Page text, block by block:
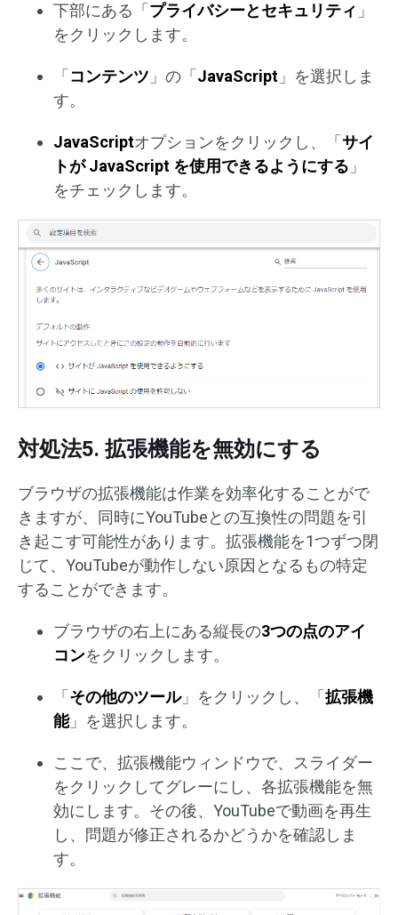
下部にある「 プライバシーとセキュリティ 」
をクリックします。
「 コンテンツ 」の「 JavaScript 」を選択しま
す。
JavaScriptオプションをクリックし、「 サイ
トが JavaScript を使用できるようにする 」
をチェックします。
対処法5. 拡張機能を無効にする
ブラウザの拡張機能は作業を効率化することがで
きますが、同時にYouTubeとの互換性の問題を引
き起こす可能性があります。拡張機能を1つずつ閉
じて、YouTubeが動作しない原因となるもの特定
することができます。
ブラウザの右上にある縦長の3つの点のアイ
コンをクリックします。
「 その他のツール」をクリックし、「 拡張機
能」を選択します。
ここで、拡張機能ウィンドウで、スライダー
をクリックしてグレーにし、各拡張機能を無
効にします。その後、YouTubeで動画を再生
し、問題が修正されるかどうかを確認しま
す。